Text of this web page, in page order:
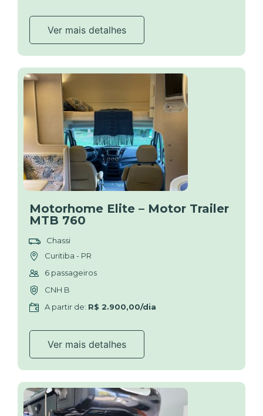
Ver mais detalhes
Motorhome Elite – Motor Trailer
MTB 760
Chassi
Curitiba - PR
6 passageiros
CNH B
A partir de: R$ 2.900,00/dia
Ver mais detalhes